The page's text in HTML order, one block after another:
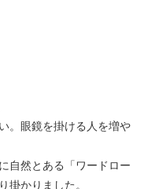
。眼鏡を掛ける人を増や
自然とある「ワードロー
掛かりました。